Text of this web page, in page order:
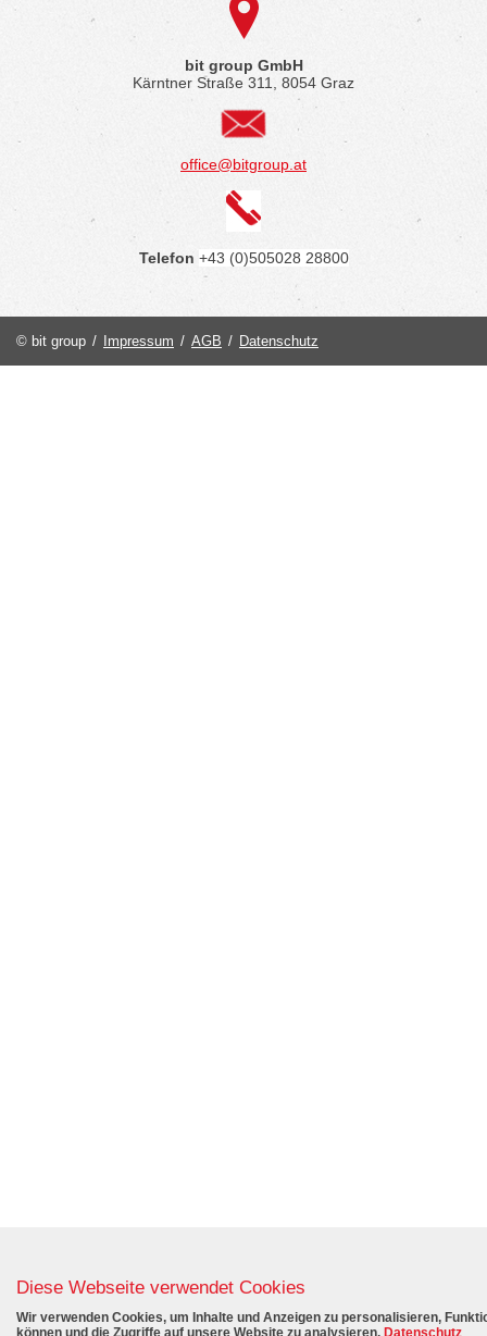
bit group GmbH
Kärntner Straße 311, 8054 Graz
office@bitgroup.at
Telefon +43 (0)505028 28800
© bit group / Impressum / AGB / Datenschutz
Diese Webseite verwendet Cookies
Wir verwenden Cookies, um Inhalte und Anzeigen zu personalisieren,
können und die Zugriffe auf unsere Website zu analysieren. Datenschutz